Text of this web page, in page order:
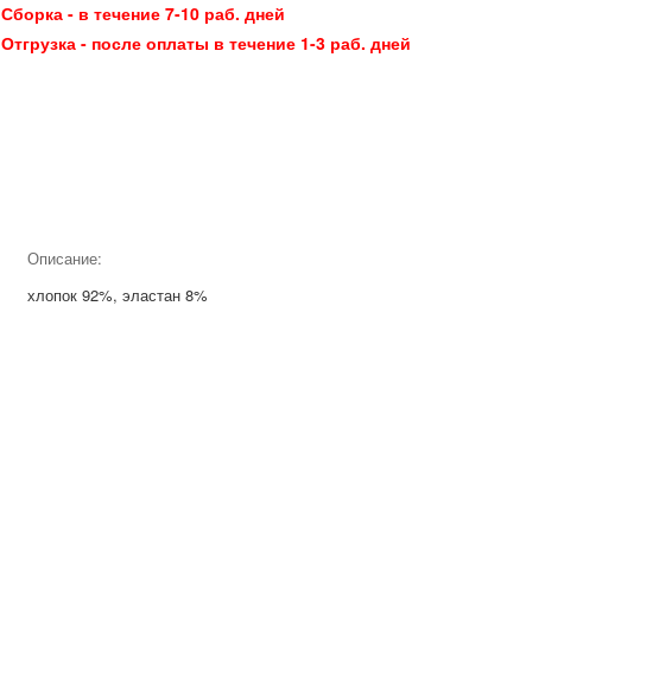
Сборка - в течение 7-10 раб. дней
Отгрузка - после оплаты в течение 1-3 раб. дней
Описание:
хлопок 92%, эластан 8%